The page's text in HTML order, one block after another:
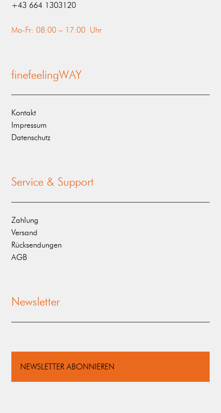
‭+43 664 1303120‬
Mo-Fr: 08:00 – 17:00 Uhr
finefeelingWAY
Kontakt
Impressum
Datenschutz
Service & Support
Zahlung
Versand
Rücksendungen
AGB
Newsletter
NEWSLETTER ABONNIEREN